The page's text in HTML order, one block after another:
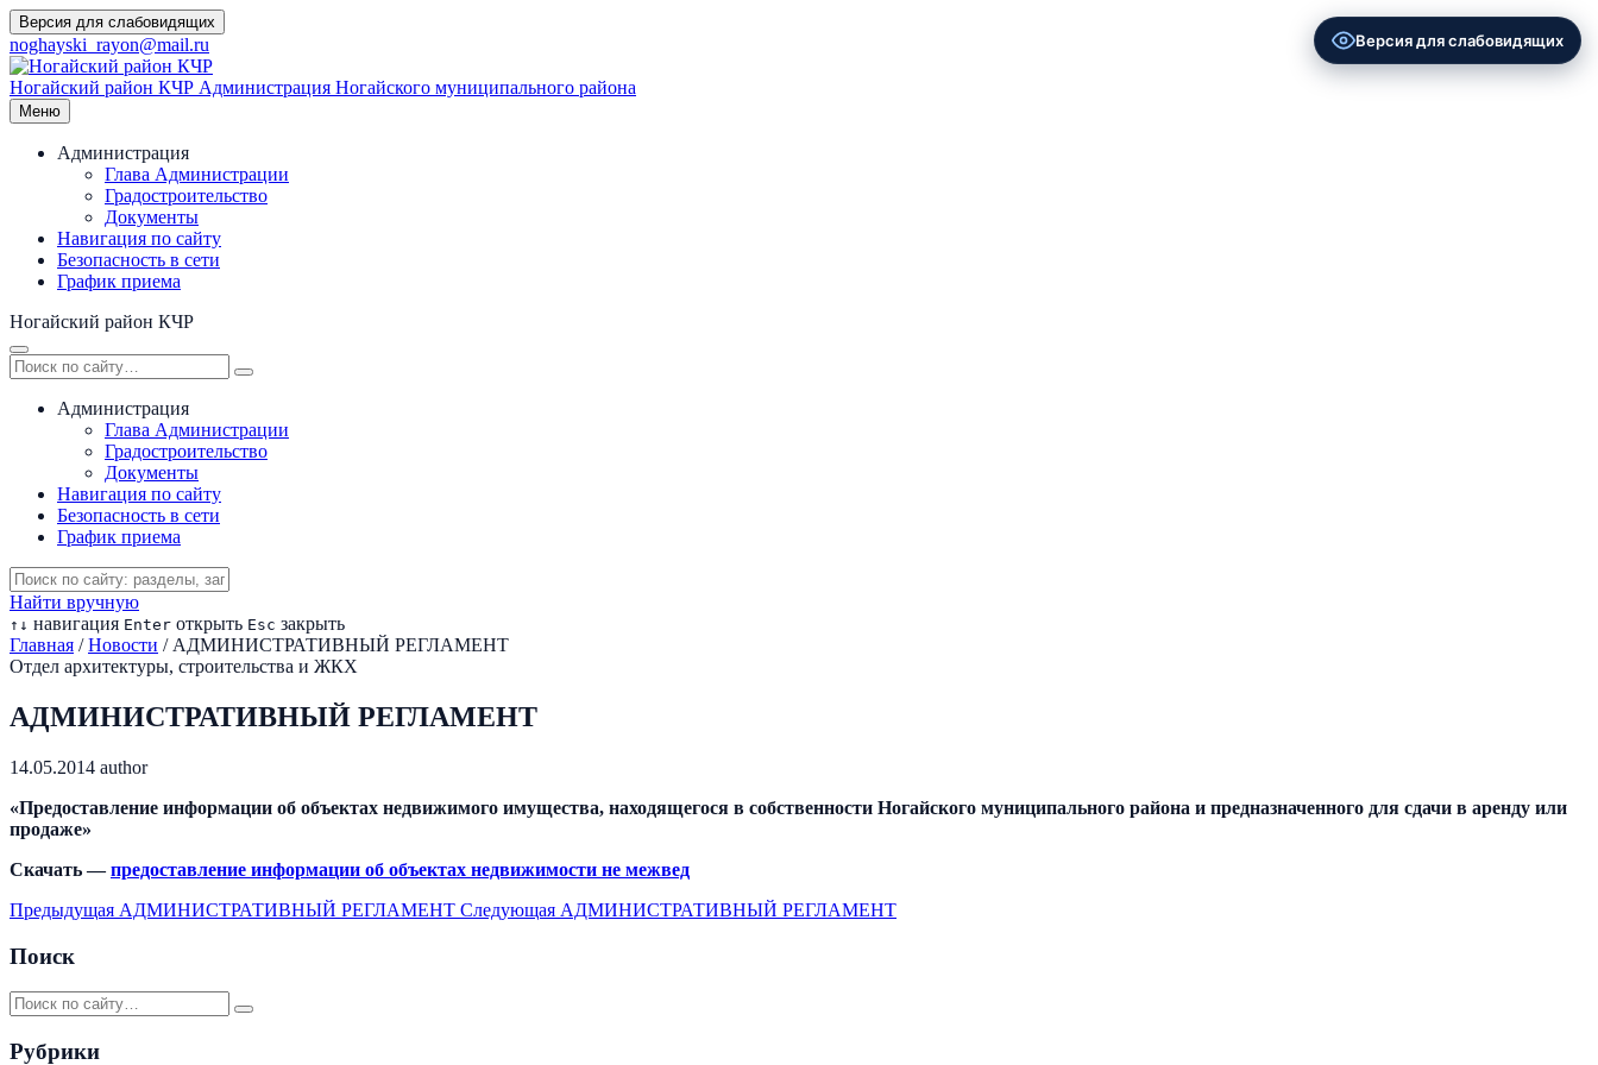
Перейти
к
содержимому
Версия для слабовидящих
noghayski_rayon@mail.ru
Ногайский район КЧР Администрация Ногайского муниципального района
Меню
Администрация
Глава Администрации
Градостроительство
Документы
Навигация по сайту
Безопасность в сети
График приема
Ногайский район КЧР
Администрация
Глава Администрации
Градостроительство
Документы
Навигация по сайту
Безопасность в сети
График приема
Найти вручную
↑ ↓ навигация Enter открыть Esc закрыть
Главная / Новости / АДМИНИСТРАТИВНЫЙ РЕГЛАМЕНТ
Отдел архитектуры, строительства и ЖКХ
АДМИНИСТРАТИВНЫЙ РЕГЛАМЕНТ
14.05.2014 author
«Предоставление информации об объектах недвижимого имущества, находящегося в собственности Ногайского муниципального района и предназначенного для сдачи в аренду или
продаже»
Скачать —предоставление информации об объектах недвижимости не межвед
Предыдущая АДМИНИСТРАТИВНЫЙ РЕГЛАМЕНТ Следующая АДМИНИСТРАТИВНЫЙ РЕГЛАМЕНТ
Поиск
Рубрики
Версия для слабовидящих